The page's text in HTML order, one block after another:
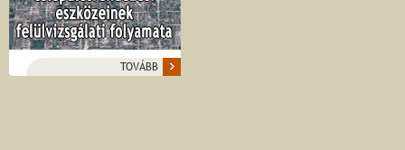
TOVÁBB